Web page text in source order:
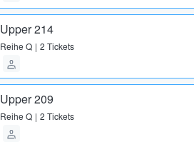
Upper 214
Reihe Q 2 Tickets
Upper 209
Reihe Q 2 Tickets